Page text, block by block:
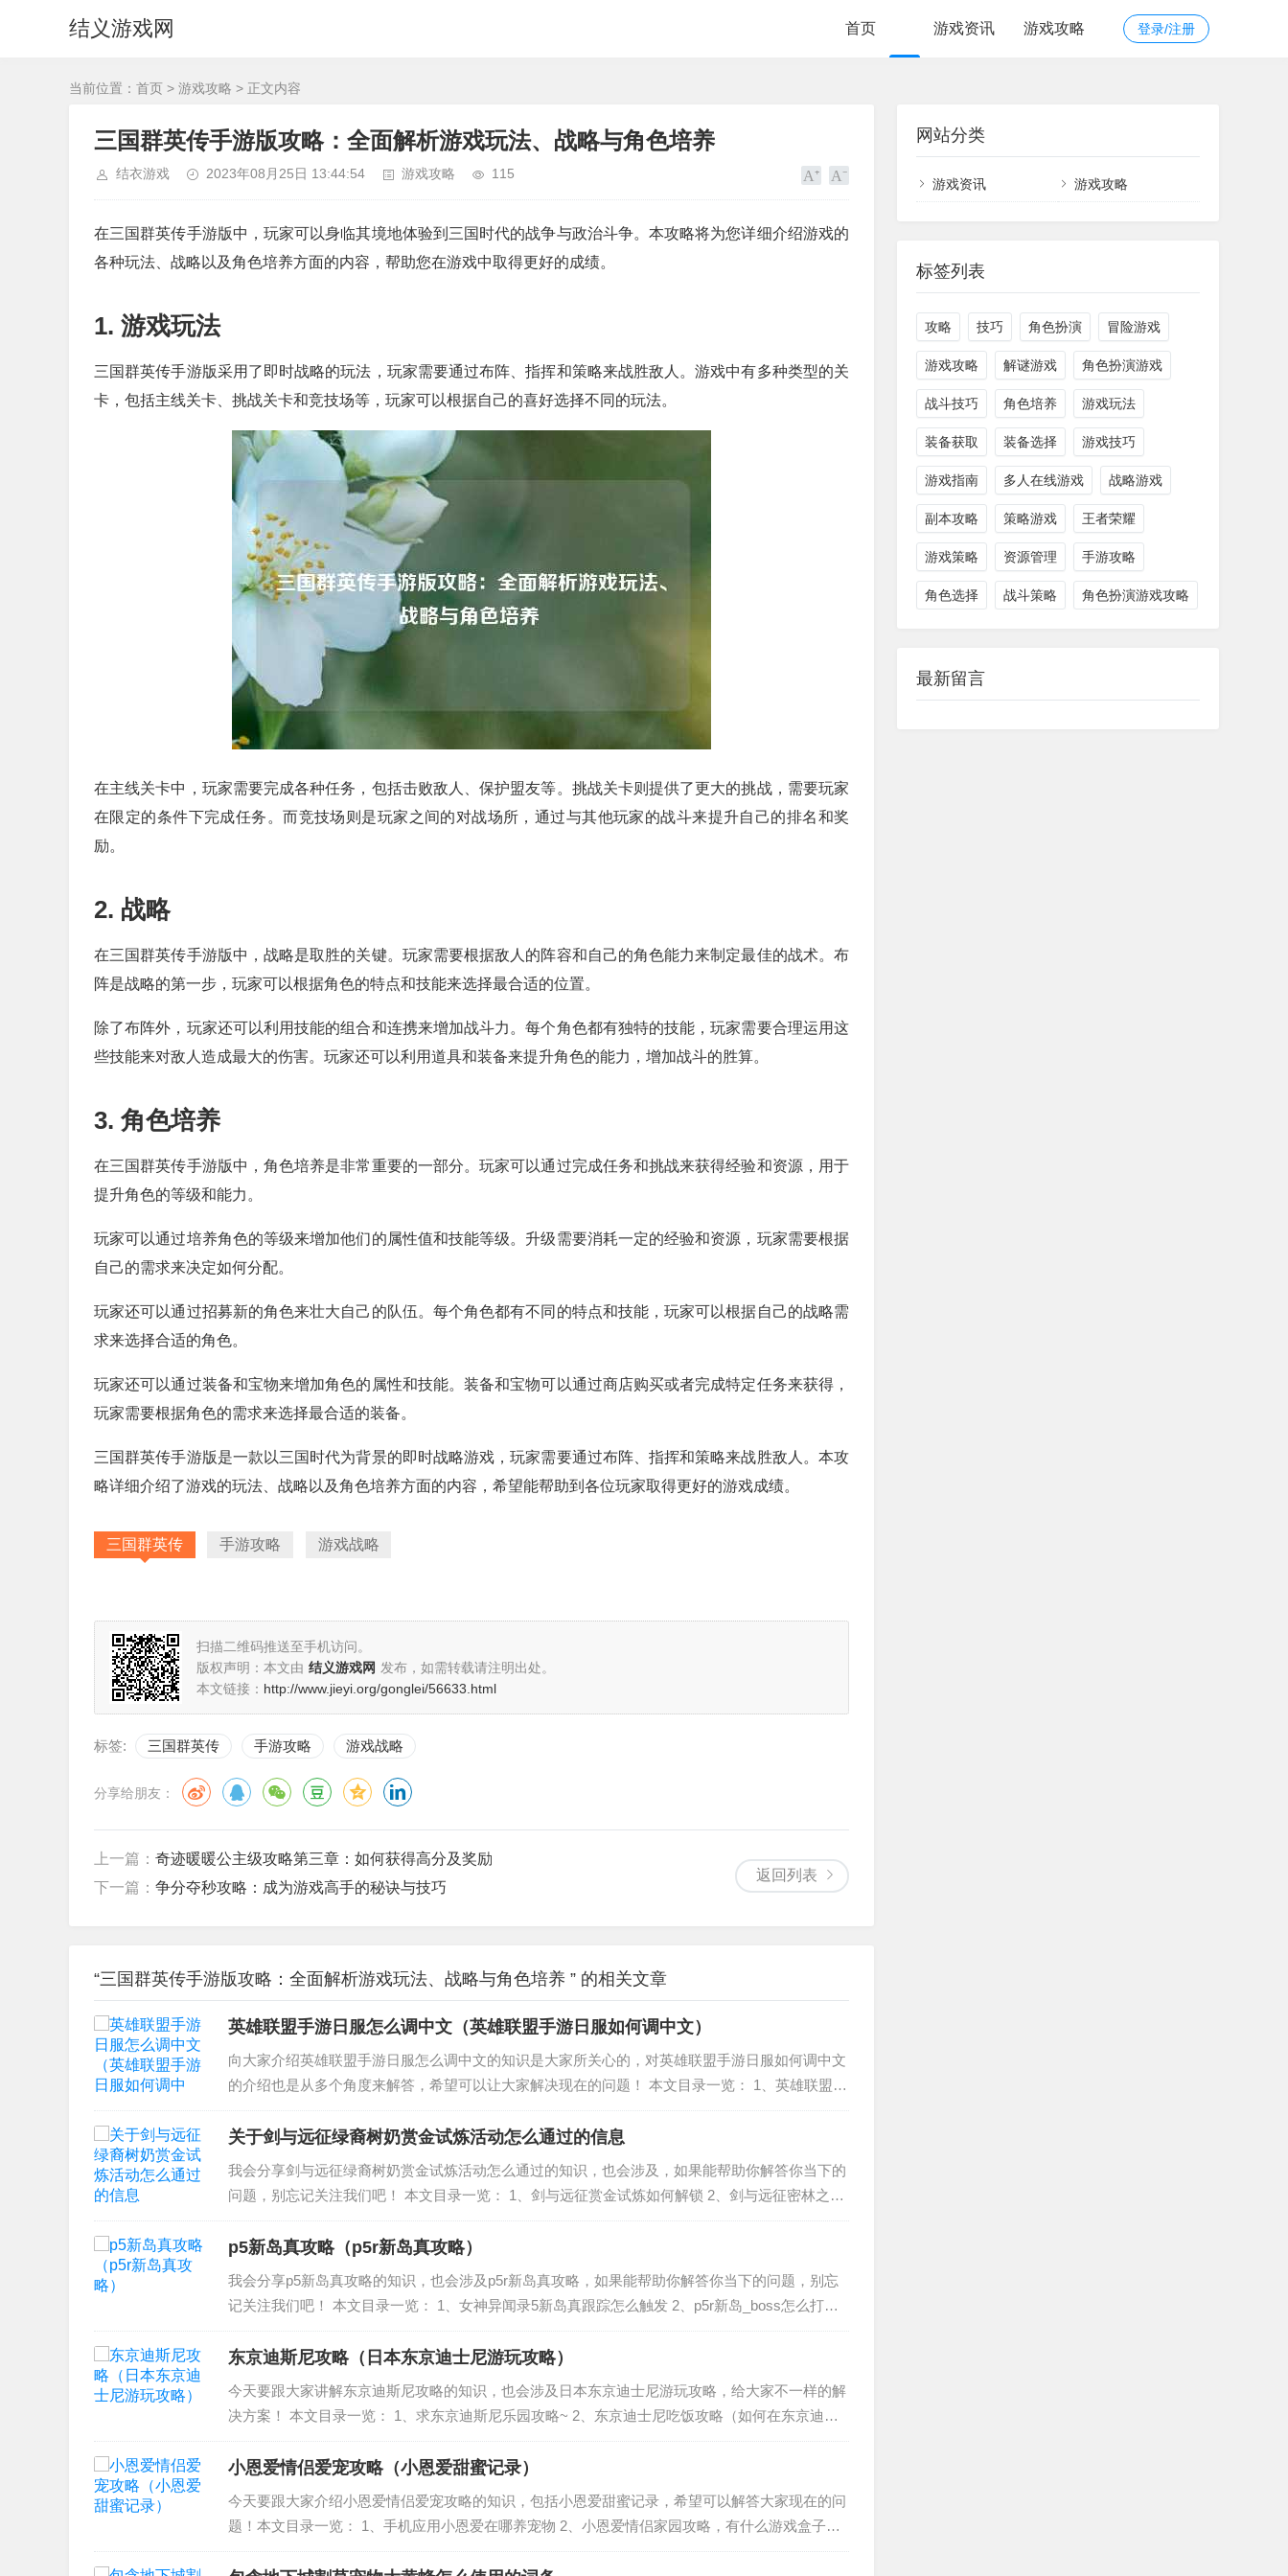
结义游戏网 登录/注册
首页 游戏资讯 游戏攻略
当前位置： 首页 > 游戏攻略 > 正文内容
三国群英传手游版攻略：全面解析游戏玩法、战略与角色培养
结衣游戏 2023年08月25日 13:44:54 游戏攻略 115
在三国群英传手游版中，玩家可以身临其境地体验到三国时代的战争与政治斗争。本攻略将为您详细介绍游戏的
各种玩法、战略以及角色培养方面的内容，帮助您在游戏中取得更好的成绩。
1. 游戏玩法
三国群英传手游版采用了即时战略的玩法，玩家需要通过布阵、指挥和策略来战胜敌人。游戏中有多种类型的关
卡，包括主线关卡、挑战关卡和竞技场等，玩家可以根据自己的喜好选择不同的玩法。
在主线关卡中，玩家需要完成各种任务，包括击败敌人、保护盟友等。挑战关卡则提供了更大的挑战，需要玩家
在限定的条件下完成任务。而竞技场则是玩家之间的对战场所，通过与其他玩家的战斗来提升自己的排名和奖
励。
2. 战略
在三国群英传手游版中，战略是取胜的关键。玩家需要根据敌人的阵容和自己的角色能力来制定最佳的战术。布
阵是战略的第一步，玩家可以根据角色的特点和技能来选择最合适的位置。
除了布阵外，玩家还可以利用技能的组合和连携来增加战斗力。每个角色都有独特的技能，玩家需要合理运用这
些技能来对敌人造成最大的伤害。玩家还可以利用道具和装备来提升角色的能力，增加战斗的胜算。
3. 角色培养
在三国群英传手游版中，角色培养是非常重要的一部分。玩家可以通过完成任务和挑战来获得经验和资源，用于
提升角色的等级和能力。
玩家可以通过培养角色的等级来增加他们的属性值和技能等级。升级需要消耗一定的经验和资源，玩家需要根据
自己的需求来决定如何分配。
玩家还可以通过招募新的角色来壮大自己的队伍。每个角色都有不同的特点和技能，玩家可以根据自己的战略需
求来选择合适的角色。
玩家还可以通过装备和宝物来增加角色的属性和技能。装备和宝物可以通过商店购买或者完成特定任务来获得，
玩家需要根据角色的需求来选择最合适的装备。
三国群英传手游版是一款以三国时代为背景的即时战略游戏，玩家需要通过布阵、指挥和策略来战胜敌人。本攻
略详细介绍了游戏的玩法、战略以及角色培养方面的内容，希望能帮助到各位玩家取得更好的游戏成绩。
三国群英传 手游攻略 游戏战略
扫描二维码推送至手机访问。
版权声明：本文由 结义游戏网 发布，如需转载请注明出处。
本文链接： http://www.jieyi.org/gonglei/56633.html
标签: 三国群英传 手游攻略 游戏战略
分享给朋友：
返回列表
上一篇： 奇迹暖暖公主级攻略第三章：如何获得高分及奖励
下一篇： 争分夺秒攻略：成为游戏高手的秘诀与技巧
“三国群英传手游版攻略：全面解析游戏玩法、战略与角色培养 ” 的相关文章
英雄联盟手游日服怎么调中文（英雄联盟手游日服如何调中文）
向大家介绍英雄联盟手游日服怎么调中文的知识是大家所关心的，对英雄联盟手游日服如何调中文
的介绍也是从多个角度来解答，希望可以让大家解决现在的问题！ 本文目录一览： 1、英雄联盟
日服怎么设置操作？ 2、UU加速器的英雄联盟手游日服设置密码怎么通过？ 3、《英雄联盟》的手
游怎么设置中文？ 4...
关于剑与远征绿裔树奶赏金试炼活动怎么通过的信息
我会分享剑与远征绿裔树奶赏金试炼活动怎么通过的知识，也会涉及，如果能帮助你解答你当下的
问题，别忘记关注我们吧！ 本文目录一览： 1、剑与远征赏金试炼如何解锁 2、剑与远征密林之刺
艾伦赏金试炼攻略 密林之刺艾伦赏金试炼路线分享 3、剑与远征赏金试炼绿裔艾伦阵容怎么搭配
赏金试炼绿裔艾伦阵容搭...
p5新岛真攻略（p5r新岛真攻略）
我会分享p5新岛真攻略的知识，也会涉及p5r新岛真攻略，如果能帮助你解答你当下的问题，别忘
记关注我们吧！ 本文目录一览： 1、女神异闻录5新岛真跟踪怎么触发 2、p5r新岛_boss怎么打
3、女神异闻录5新岛真coop提升方法 怎么攻略新岛真 4、p5新岛_殿堂流程 女神异闻录5新...
东京迪斯尼攻略（日本东京迪士尼游玩攻略）
今天要跟大家讲解东京迪斯尼攻略的知识，也会涉及日本东京迪士尼游玩攻略，给大家不一样的解
决方案！ 本文目录一览： 1、求东京迪斯尼乐园攻略~ 2、东京迪士尼吃饭攻略（如何在东京迪士
尼与角色约饭） 3、日本东京迪士尼乐园，游玩5小时攻略，海洋区和陆地区哪个比较好？ 4、东京
迪士尼乐园攻略...
小恩爱情侣爱宠攻略（小恩爱甜蜜记录）
今天要跟大家介绍小恩爱情侣爱宠攻略的知识，包括小恩爱甜蜜记录，希望可以解答大家现在的问
题！本文目录一览： 1、手机应用小恩爱在哪养宠物 2、小恩爱情侣家园攻略，有什么游戏盒子可
以下狂 3、苹果小恩爱宠物在哪 4、小恩爱一共可以养多少只宠物，各需要什么等级 手机应用小恩
网站分类
游戏资讯 游戏攻略
标签列表
攻略 技巧 角色扮演 冒险游戏
游戏攻略 解谜游戏 角色扮演游戏
战斗技巧 角色培养 游戏玩法
装备获取 装备选择 游戏技巧
游戏指南 多人在线游戏 战略游戏
副本攻略 策略游戏 王者荣耀
游戏策略 资源管理 手游攻略
角色选择 战斗策略 角色扮演游戏攻略
最新留言